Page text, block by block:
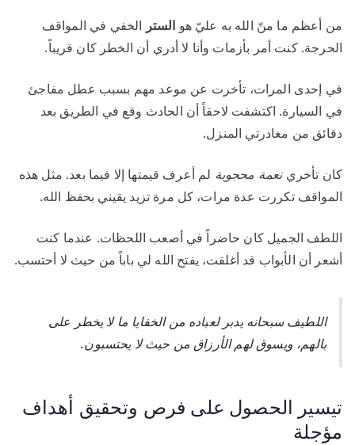
من أعظم ما منّ الله به عليّ هو الستر الخفي في المواقف
الحرجة. كنت أمر بأزمات وأنا لا أدري أن الخطر كان قريباً.
في إحدى المرات، تأخرت عن موعد مهم بسبب عطل مفاجئ
في السيارة. اكتشفت لاحقاً أن الحادث وقع في الطريق بعد
دقائق من مغادرتي المنزل.
كان تأخرينعمة محجوبة لم أعرف قيمتها إلا فيما بعد. مثل هذه
المواقف تكررت عدة مرات، كل مرة تزيد يقيني بحفظ الله.
اللطف الجميل كان حاضراً في أصعب اللحظات. عندما كنت
أشعر أن الأبواب قد أغلقت، يفتح الله لي باباً من حيث لا أحتسب.
اللطيف سبحانه يدبر لعباده من الخفايا ما لا يخطر على
بالهم، ويسوق لهم الأرزاق من حيث لا يحتسبون.
تيسير الحصول على فرص وتحقيق أهداف
مؤجلة